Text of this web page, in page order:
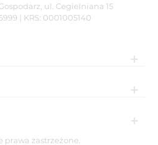
ul. Cegielniana 15
| KRS: 0001005140
prawa zastrzeżone.